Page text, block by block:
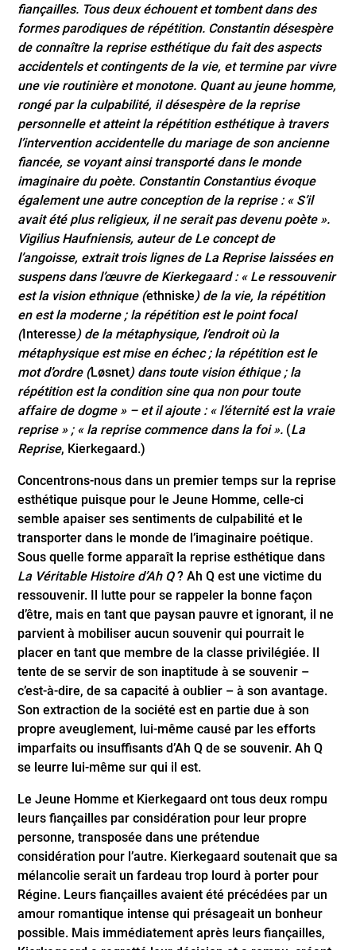
fiançailles. Tous deux échouent et tombent dans des
formes parodiques de répétition. Constantin désespère
de connaître la reprise esthétique du fait des aspects
accidentels et contingents de la vie, et termine par vivre
une vie routinière et monotone. Quant au jeune homme,
rongé par la culpabilité, il désespère de la reprise
personnelle et atteint la répétition esthétique à travers
l’intervention accidentelle du mariage de son ancienne
fiancée, se voyant ainsi transporté dans le monde
imaginaire du poète. Constantin Constantius évoque
également une autre conception de la reprise : « S’il
avait été plus religieux, il ne serait pas devenu poète ».
Vigilius Haufniensis, auteur de Le concept de
l’angoisse, extrait trois lignes de La Reprise laissées en
suspens dans l’œuvre de Kierkegaard : « Le ressouvenir
est la vision ethnique (ethniske) de la vie, la répétition
en est la moderne ; la répétition est le point focal
(Interesse) de la métaphysique, l’endroit où la
métaphysique est mise en échec ; la répétition est le
mot d’ordre (Løsnet) dans toute vision éthique ; la
répétition est la condition sine qua non pour toute
affaire de dogme » – et il ajoute : « l’éternité est la vraie
reprise » ; « la reprise commence dans la foi ». (La
Reprise, Kierkegaard.)
Concentrons-nous dans un premier temps sur la reprise
esthétique puisque pour le Jeune Homme, celle-ci
semble apaiser ses sentiments de culpabilité et le
transporter dans le monde de l’imaginaire poétique.
Sous quelle forme apparaît la reprise esthétique dans
La Véritable Histoire d’Ah Q? Ah Q est une victime du
ressouvenir. Il lutte pour se rappeler la bonne façon
d’être, mais en tant que paysan pauvre et ignorant, il ne
parvient à mobiliser aucun souvenir qui pourrait le
placer en tant que membre de la classe privilégiée. Il
tente de se servir de son inaptitude à se souvenir –
c’est-à-dire, de sa capacité à oublier – à son avantage.
Son extraction de la société est en partie due à son
propre aveuglement, lui-même causé par les efforts
imparfaits ou insuffisants d’Ah Q de se souvenir. Ah Q
se leurre lui-même sur qui il est.
Le Jeune Homme et Kierkegaard ont tous deux rompu
leurs fiançailles par considération pour leur propre
personne, transposée dans une prétendue
considération pour l’autre. Kierkegaard soutenait que sa
mélancolie serait un fardeau trop lourd à porter pour
Régine. Leurs fiançailles avaient été précédées par un
amour romantique intense qui présageait un bonheur
possible. Mais immédiatement après leurs fiançailles,